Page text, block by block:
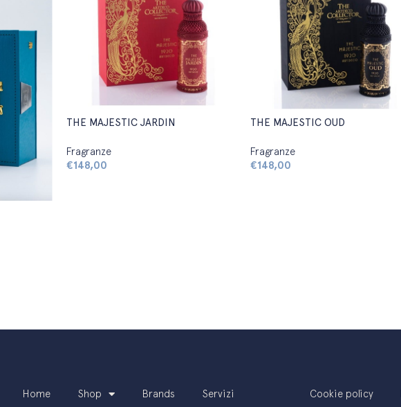
THE MAJESTIC JARDIN
Fragranze
€148,00
THE MAJESTIC OUD
Fragranze
€148,00
Home Shop Brands Servizi Cookie policy